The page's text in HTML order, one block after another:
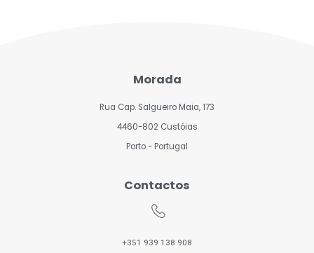
Morada
Rua Cap. Salgueiro Maia, 173
4460-802 Custóias
Porto - Portugal
Contactos
+351 939 138 908